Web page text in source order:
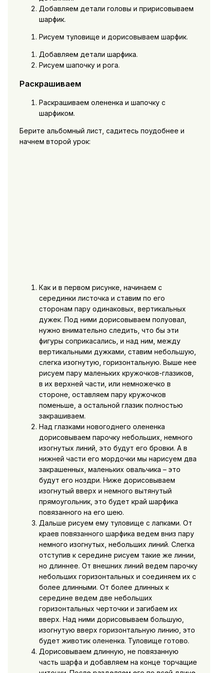
Добавляем детали головы и пририсовываем
шарфик.
Рисуем туловище и дорисовываем шарфик.
Добавляем детали шарфика.
Рисуем шапочку и рога.
Раскрашиваем
Раскрашиваем олененка и шапочку с
шарфиком.
Берите альбомный лист, садитесь поудобнее и
начнем второй урок:
Как и в первом рисунке, начинаем с
серединки листочка и ставим по его
сторонам пару одинаковых, вертикальных
дужек. Под ними дорисовываем полуовал,
нужно внимательно следить, что бы эти
фигуры соприкасались, и над ним, между
вертикальными дужками, ставим небольшую,
слегка изогнутую, горизонтальную. Выше нее
рисуем пару маленьких кружочков-глазиков,
в их верхней части, или немножечко в
стороне, оставляем пару кружочков
поменьше, а остальной глазик полностью
закрашиваем.
Над глазками новогоднего олененка
дорисовываем парочку небольших, немного
изогнутых линий, это будут его бровки. А в
нижней части его мордочки мы нарисуем два
закрашенных, маленьких овальчика – это
будут его ноздри. Ниже дорисовываем
изогнутый вверх и немного вытянутый
прямоугольник, это будет край шарфика
повязанного на его шею.
Дальше рисуем ему туловище с лапками. От
краев повязанного шарфика ведем вниз пару
немного изогнутых, небольших линий. Слегка
отступив к середине рисуем такие же линии,
но длиннее. От внешних линий ведем парочку
небольших горизонтальных и соединяем их с
более длинными. От более длинных к
середине ведем две небольших
горизонтальных черточки и загибаем их
вверх. Над ними дорисовываем большую,
изогнутую вверх горизонтальную линию, это
будет животик олененка. Туловище готово.
Дорисовываем длинную, не повязанную
часть шарфа и добавляем на конце торчащие